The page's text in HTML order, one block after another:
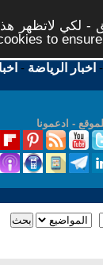
- لكي لاتظهر
to
- اخبار الرياضة -
- ادعمونا